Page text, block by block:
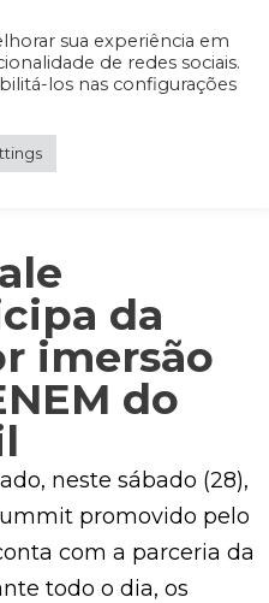
Professor Portal do Coordenador
da
imersão
do
neste sábado (28),
promovido pelo
com a parceria da
todo o dia, os
sua experiência em
de redes sociais.
los nas configurações